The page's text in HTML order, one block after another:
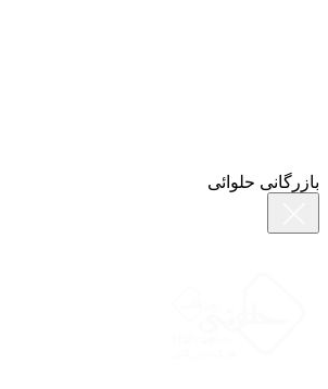
بازرگانی حلوائی